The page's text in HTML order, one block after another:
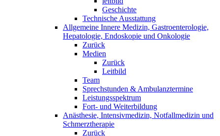
Geschichte
Technische Ausstattung
Allgemeine Innere Medizin, Gastroenterologie,
Hepatologie, Endoskopie und Onkologie
Zurück
Medien
Zurück
Leitbild
Team
Sprechstunden & Ambulanztermine
Leistungsspektrum
Fort- und Weiterbildung
Anästhesie, Intensivmedizin, Notfallmedizin und
Schmerztherapie
Zurück